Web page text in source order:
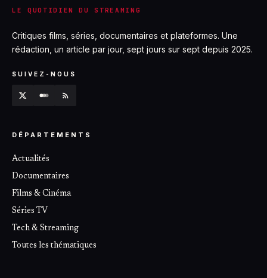
LE QUOTIDIEN DU STREAMING
Critiques films, séries, documentaires et plateformes. Une
rédaction, un article par jour, sept jours sur sept depuis 2025.
SUIVEZ-NOUS
DÉPARTEMENTS
Actualités
Documentaires
Films & Cinéma
Séries TV
Tech & Streaming
Toutes les thématiques